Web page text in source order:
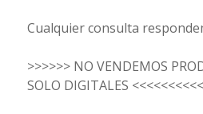
Cualquier consulta
>>>>>> NO VENDEMOS
SOLO DIGITALES